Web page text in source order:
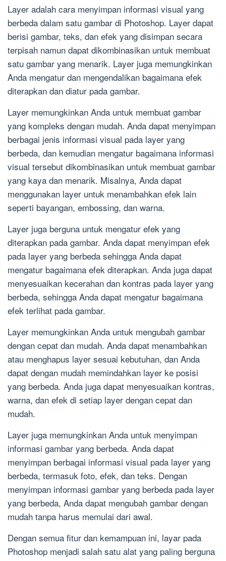
Layer adalah cara menyimpan informasi visual yang
berbeda dalam satu gambar di Photoshop. Layer dapat
berisi gambar, teks, dan efek yang disimpan secara
terpisah namun dapat dikombinasikan untuk membuat
satu gambar yang menarik. Layer juga memungkinkan
Anda mengatur dan mengendalikan bagaimana efek
diterapkan dan diatur pada gambar.
Layer memungkinkan Anda untuk membuat gambar
yang kompleks dengan mudah. Anda dapat menyimpan
berbagai jenis informasi visual pada layer yang
berbeda, dan kemudian mengatur bagaimana informasi
visual tersebut dikombinasikan untuk membuat gambar
yang kaya dan menarik. Misalnya, Anda dapat
menggunakan layer untuk menambahkan efek lain
seperti bayangan, embossing, dan warna.
Layer juga berguna untuk mengatur efek yang
diterapkan pada gambar. Anda dapat menyimpan efek
pada layer yang berbeda sehingga Anda dapat
mengatur bagaimana efek diterapkan. Anda juga dapat
menyesuaikan kecerahan dan kontras pada layer yang
berbeda, sehingga Anda dapat mengatur bagaimana
efek terlihat pada gambar.
Layer memungkinkan Anda untuk mengubah gambar
dengan cepat dan mudah. Anda dapat menambahkan
atau menghapus layer sesuai kebutuhan, dan Anda
dapat dengan mudah memindahkan layer ke posisi
yang berbeda. Anda juga dapat menyesuaikan kontras,
warna, dan efek di setiap layer dengan cepat dan
mudah.
Layer juga memungkinkan Anda untuk menyimpan
informasi gambar yang berbeda. Anda dapat
menyimpan berbagai informasi visual pada layer yang
berbeda, termasuk foto, efek, dan teks. Dengan
menyimpan informasi gambar yang berbeda pada layer
yang berbeda, Anda dapat mengubah gambar dengan
mudah tanpa harus memulai dari awal.
Dengan semua fitur dan kemampuan ini, layar pada
Photoshop menjadi salah satu alat yang paling berguna